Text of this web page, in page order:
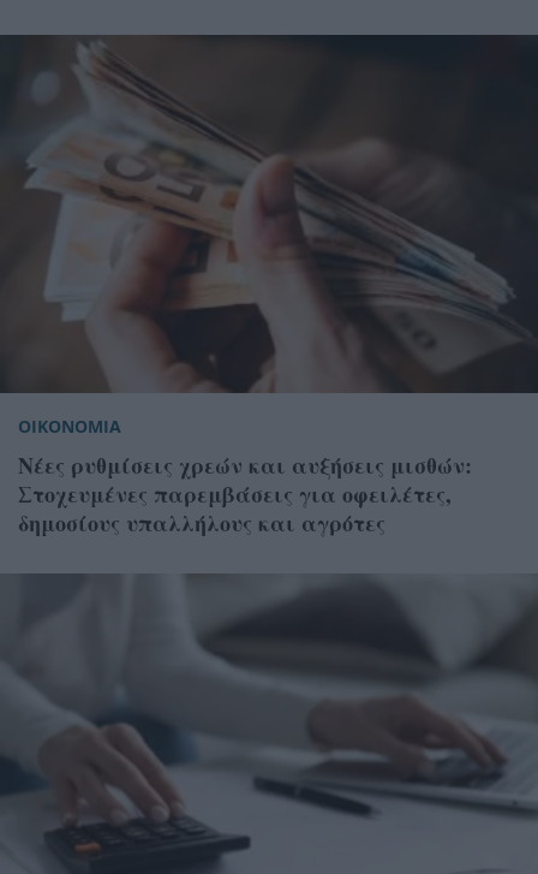
ΟΙΚΟΝΟΜΙΑ
Νέες ρυθμίσεις χρεών και αυξήσεις μισθών:
Στοχευμένες παρεμβάσεις για οφειλέτες,
δημοσίους υπαλλήλους και αγρότες